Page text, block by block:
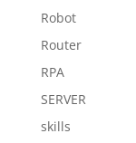
Robot
Router
RPA
SERVER
skills